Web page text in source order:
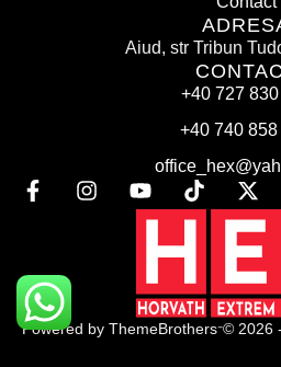
Aiud, str Tribun
+40 727 830
+40 740
Powered by ThemeBrothers-© 2026